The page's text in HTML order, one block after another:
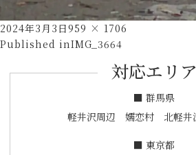
Posted
on
2024年3月3日Full
size
959 × 1706
投
Published inIMG_3664
対応エリア
■ 群馬県
軽井沢周辺 嬬恋村 北軽
■ 東京都